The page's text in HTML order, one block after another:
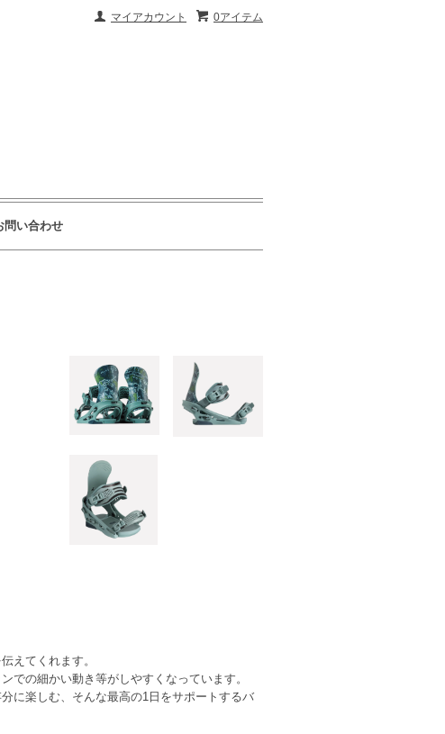
0アイテム
マイアカウント
問い合わせ
えてくれます。
での細かい動き等がしやすくなっています。
に楽しむ、そんな最高の1日をサポートするバ